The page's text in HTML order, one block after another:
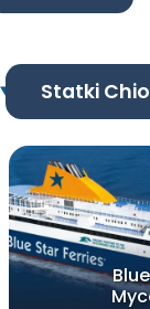
Statki